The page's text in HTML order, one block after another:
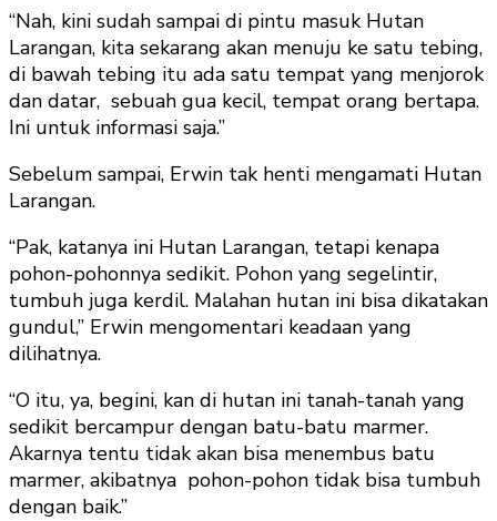
“Nah, kini sudah sampai di pintu masuk Hutan
Larangan, kita sekarang akan menuju ke satu tebing,
di bawah tebing itu ada satu tempat yang menjorok
dan datar, sebuah gua kecil, tempat orang bertapa.
Ini untuk informasi saja.”
Sebelum sampai, Erwin tak henti mengamati Hutan
Larangan.
“Pak, katanya ini Hutan Larangan, tetapi kenapa
pohon-pohonnya sedikit. Pohon yang segelintir,
tumbuh juga kerdil. Malahan hutan ini bisa dikatakan
gundul,” Erwin mengomentari keadaan yang
dilihatnya.
“O itu, ya, begini, kan di hutan ini tanah-tanah yang
sedikit bercampur dengan batu-batu marmer.
Akarnya tentu tidak akan bisa menembus batu
marmer, akibatnya pohon-pohon tidak bisa tumbuh
dengan baik.”